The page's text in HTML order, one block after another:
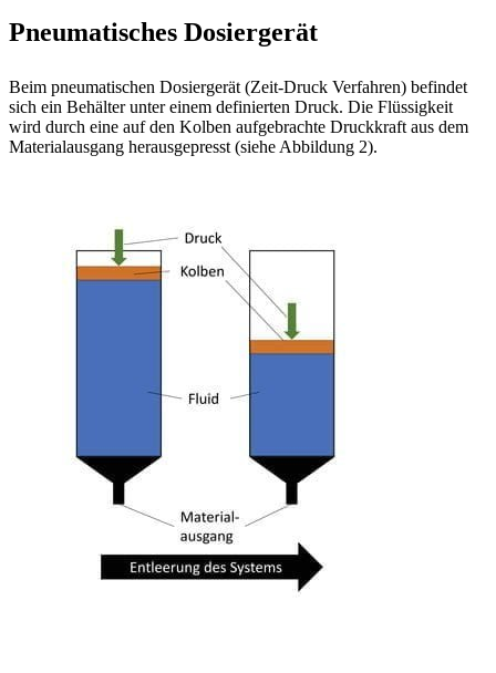
Pneumatisches Dosiergerät
Beim pneumatischen Dosiergerät (Zeit-Druck Verfahren) befindet
sich ein Behälter unter einem definierten Druck. Die Flüssigkeit
wird durch eine auf den Kolben aufgebrachte Druckkraft aus dem
Materialausgang herausgepresst (siehe Abbildung 2).